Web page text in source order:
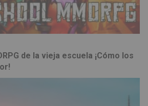
de la vieja escuela ¡Cómo los